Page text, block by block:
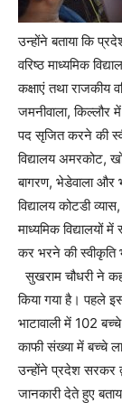
उन्होंने बताया कि
वरिष्ठ माध्यमिक
कक्षाएं तथा राजकीय
जमनीवाला, किल्लौर
पद सृजित करने की
विद्यालय अमरकोट,
बागरण, भेडेवाला और
विद्यालय कोटडी
माध्यमिक विद्यालयों
कर भरने की स्वीकृति
सुखराम चौधरी ने
किया गया है। पहले
भाटावाली में 102
काफी संख्या में बच्चे
उन्होंने प्रदेश सरकर
जानकारी देते हुए